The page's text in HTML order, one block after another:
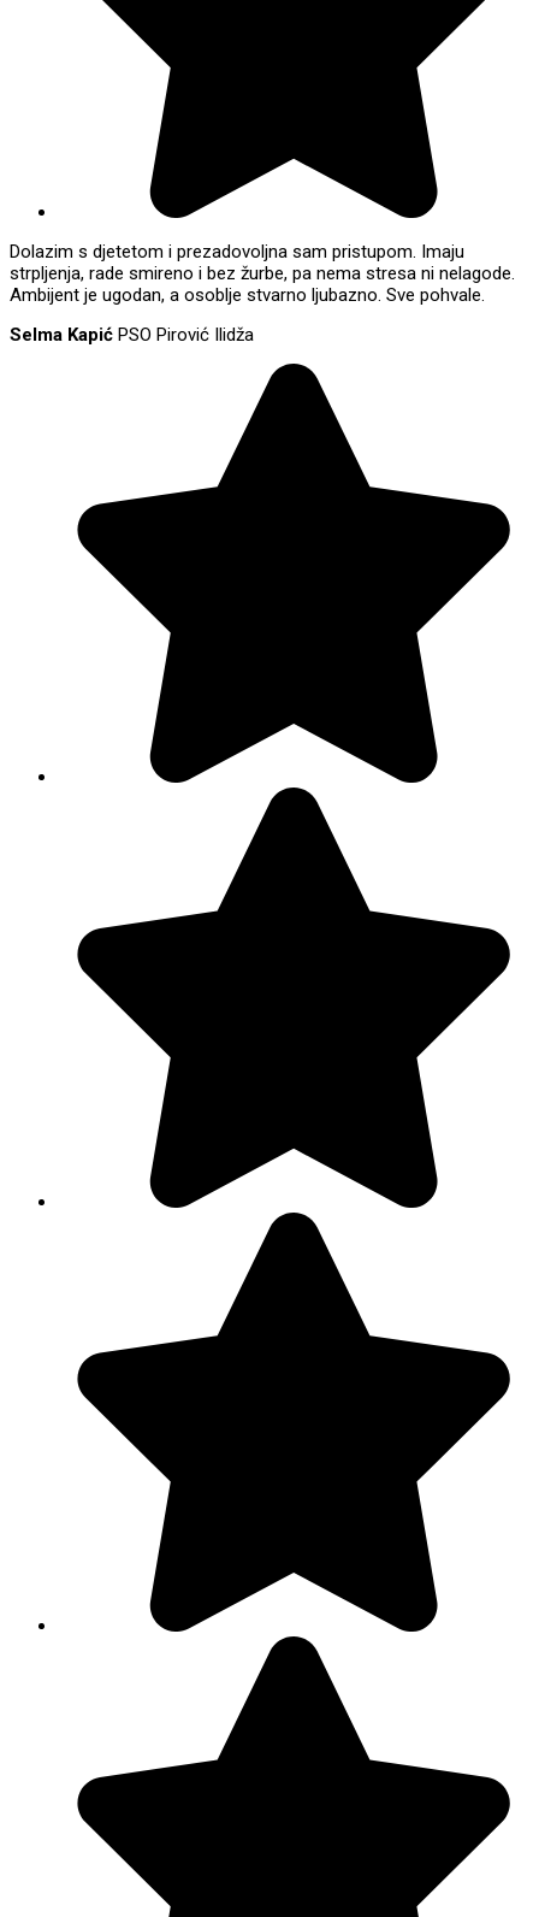
Dolazim s djetetom i prezadovoljna sam pristupom. Imaju
strpljenja, rade smireno i bez žurbe, pa nema stresa ni nelagode.
Ambijent je ugodan, a osoblje stvarno ljubazno. Sve pohvale.
Selma Kapić PSO Pirović Ilidža